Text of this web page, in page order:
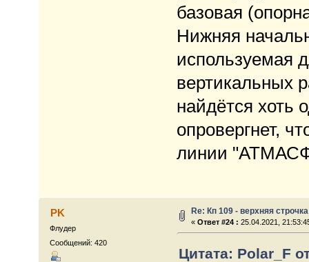
базовая
Нижняя
используемая
вертикальных
найдётся хоть
опровергнет,
линии
PK
Флудер
Сообщений: 420
Re: Кп 109 - верхняя строчка
«Ответ #24 : 25.04.2021,
Цитата: Polar_F